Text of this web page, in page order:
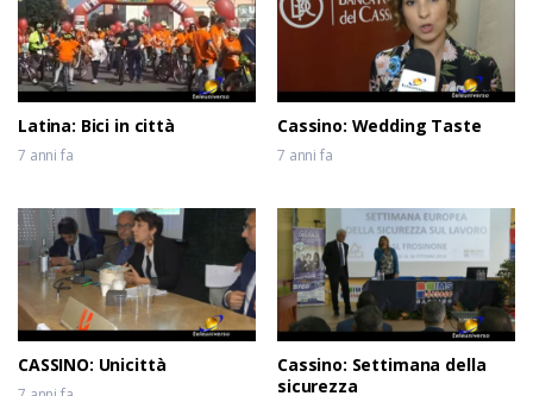
Latina: Bici in città
7 anni fa
Cassino: Wedding Taste
7 anni fa
CASSINO: Unicittà
Cassino: Settimana della
sicurezza